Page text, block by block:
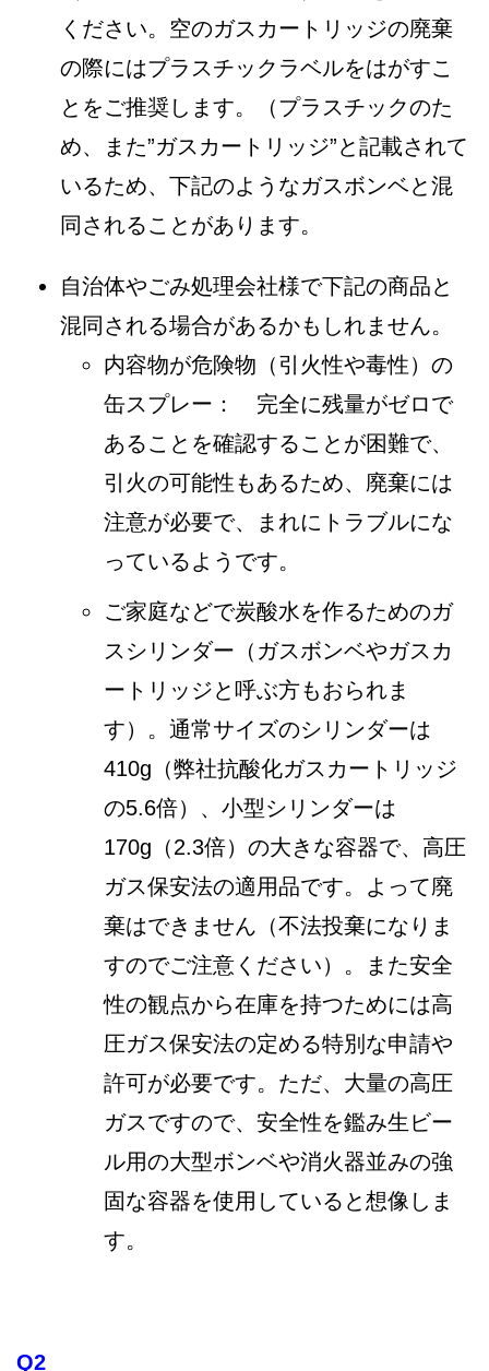
ください。空のガスカートリッジの廃棄
の際にはプラスチックラベルをはがすこ
とをご推奨します。（プラスチックのた
め、また”ガスカートリッジ”と記載されて
いるため、下記のようなガスボンベと混
同されることがあります。
自治体やごみ処理会社様で下記の商品と
混同される場合があるかもしれません。
内容物が危険物（引火性や毒性）の
缶スプレー： 完全に残量がゼロで
あることを確認することが困難で、
引火の可能性もあるため、廃棄には
注意が必要で、まれにトラブルにな
っているようです。
ご家庭などで炭酸水を作るためのガ
スシリンダー（ガスボンベやガスカ
ートリッジと呼ぶ方もおられま
す）。通常サイズのシリンダーは
410g（弊社抗酸化ガスカートリッジ
の5.6倍）、小型シリンダーは
170g（2.3倍）の大きな容器で、高圧
ガス保安法の適用品です。よって廃
棄はできません（不法投棄になりま
すのでご注意ください）。また安全
性の観点から在庫を持つためには高
圧ガス保安法の定める特別な申請や
許可が必要です。ただ、大量の高圧
ガスですので、安全性を鑑み生ビー
ル用の大型ボンベや消火器並みの強
固な容器を使用していると想像しま
す。
Q2